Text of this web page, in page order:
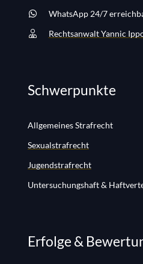
WhatsApp 24/7
Rechtsanwalt Yannic
Schwerpunkte
Allgemeines Strafrecht
Sexualstrafrecht
Jugendstrafrecht
Untersuchungshaft &
Erfolge &